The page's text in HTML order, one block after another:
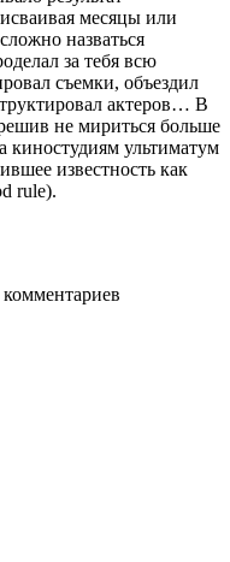
месяцы или
назваться
за тебя всю
съемки, объездил
актеров… В
не мириться больше
киностудиям ультиматум
известность как
rule).